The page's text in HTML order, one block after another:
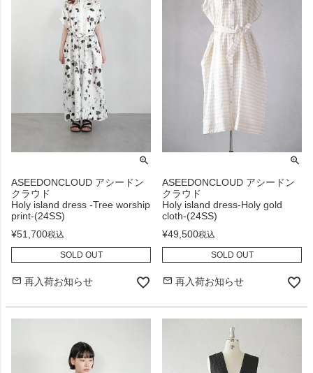
ASEEDONCLOUD アシードン
クラウド
Holy island dress -Tree worship
print-(24SS)
¥51,700税込
SOLD OUT
再入荷お知らせ
ASEEDONCLOUD アシードン
クラウド
Holy island dress-Holy gold
cloth-(24SS)
¥49,500税込
SOLD OUT
再入荷お知らせ